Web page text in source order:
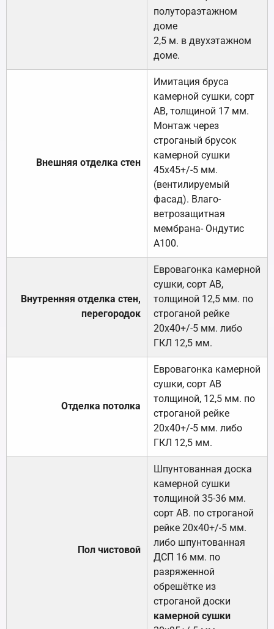
полутораэтажном
доме
2,5 м. в двухэтажном
доме.
Внешняя отделка стен
Имитация бруса
камерной сушки, сорт
АВ, толщиной 17 мм.
Монтаж через
строганый брусок
камерной сушки
45х45+/-5 мм.
(вентилируемый
фасад). Влаго-
ветрозащитная
мембрана- Ондутис
А100.
Внутренняя отделка стен,
перегородок
Евровагонка камерной
сушки, сорт АВ,
толщиной 12,5 мм. по
строганой рейке
20х40+/-5 мм. либо
ГКЛ 12,5 мм.
Отделка потолка
Евровагонка камерной
сушки, сорт АВ
толщиной, 12,5 мм. по
строганой рейке
20х40+/-5 мм. либо
ГКЛ 12,5 мм.
Пол чистовой
Шпунтованная доска
камерной сушки
толщиной 35-36 мм.
сорт АВ. по строганой
рейке 20х40+/-5 мм.
либо шпунтованная
ДСП 16 мм. по
разряженной
обрешётке из
строганой доски
камерной сушки